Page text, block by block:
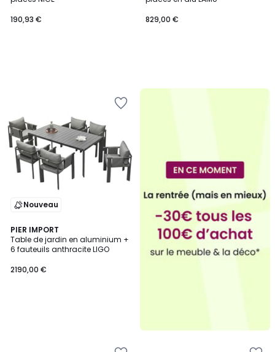
190,93 €
829,00 €
Nouveau
PIER IMPORT
Table de jardin en aluminium +
6 fauteuils anthracite LIGO
2190,00 €